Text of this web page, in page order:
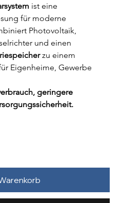
ist eine
für moderne
Photovoltaik,
und einen
zu einem
Eigenheime, Gewerbe
geringere